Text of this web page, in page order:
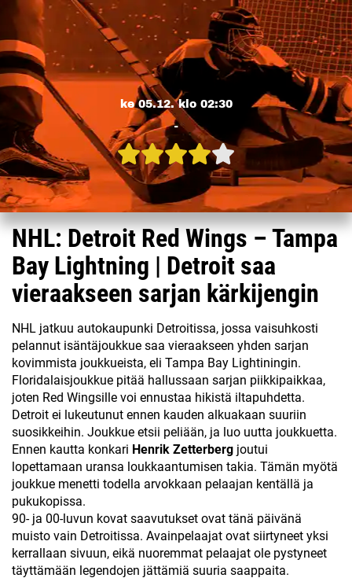
ke 05.12. klo 02:30
-
NHL: Detroit Red Wings – Tampa
Bay Lightning | Detroit saa
vieraakseen sarjan kärkijengin
NHL jatkuu autokaupunki Detroitissa, jossa vaisuhkosti
pelannut isäntäjoukkue saa vieraakseen yhden sarjan
kovimmista joukkueista, eli Tampa Bay Lightiningin.
Floridalaisjoukkue pitää hallussaan sarjan piikkipaikkaa,
joten Red Wingsille voi ennustaa hikistä iltapuhdetta.
Detroit ei lukeutunut ennen kauden alkuakaan suuriin
suosikkeihin. Joukkue etsii peliään, ja luo uutta joukkuetta.
Ennen kautta konkari Henrik Zetterberg joutui
lopettamaan uransa loukkaantumisen takia. Tämän myötä
joukkue menetti todella arvokkaan pelaajan kentällä ja
pukukopissa.
90- ja 00-luvun kovat saavutukset ovat tänä päivänä
muisto vain Detroitissa. Avainpelaajat ovat siirtyneet yksi
kerrallaan sivuun, eikä nuoremmat pelaajat ole pystyneet
täyttämään legendojen jättämiä suuria saappaita.